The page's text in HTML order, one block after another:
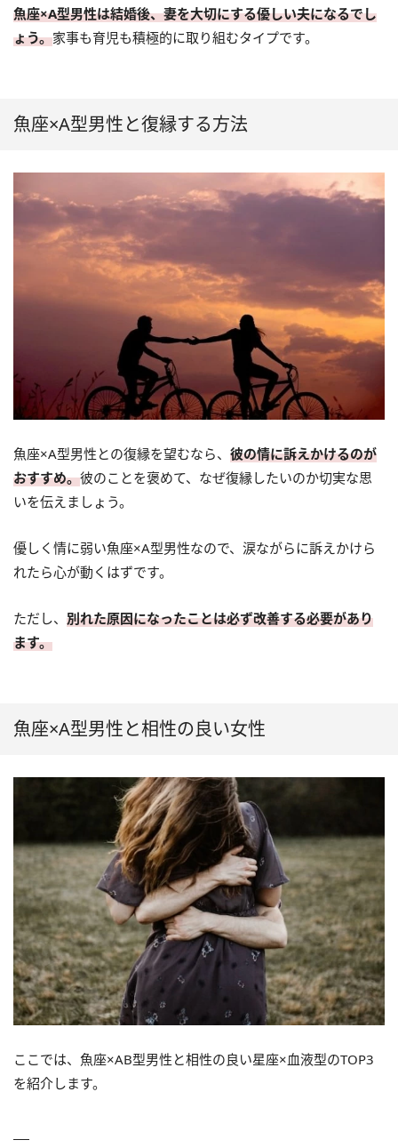
魚座×A型男性は結婚後、妻を大切にする優しい夫になるでし
ょう。家事も育児も積極的に取り組むタイプです。
魚座×A型男性と復縁する方法
魚座×A型男性との復縁を望むなら、 彼の情に訴えかけるのが
おすすめ。彼のことを褒めて、なぜ復縁したいのか切実な思
いを伝えましょう。
優しく情に弱い魚座×A型男性なので、涙ながらに訴えかけら
れたら心が動くはずです。
ただし、 別れた原因になったことは必ず改善する必要があり
ます。
魚座×A型男性と相性の良い女性
ここでは、魚座×AB型男性と相性の良い星座×血液型のTOP3
を紹介します。